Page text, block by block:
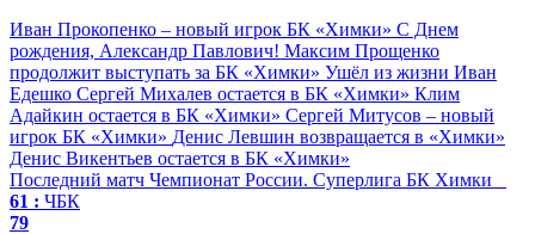
Иван Прокопенко – новый игрок БК «Химки» С Днем
рождения, Александр Павлович! Максим Прощенко
продолжит выступать за БК «Химки» Ушёл из жизни Иван
Едешко Сергей Михалев остается в БК «Химки» Клим
Адайкин остается в БК «Химки» Сергей Митусов – новый
игрок БК «Химки» Денис Левшин возвращается в «Химки»
Денис Викентьев остается в БК «Химки»
Последний матч Чемпионат России. Суперлига БК Химки
61 : ЧБК
79